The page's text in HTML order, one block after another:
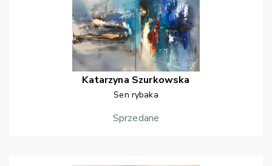
Katarzyna Szurkowska
Sen rybaka
Sprzedane